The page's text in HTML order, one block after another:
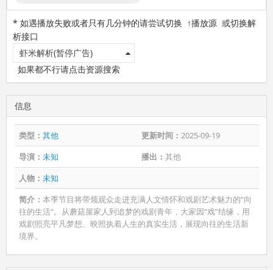
* 如遇播放失败或者只有几分钟的请尝试切换 ↑播放源 或切换解
析接口
虾米解析(暂停广告)
如果都不行请点击资源搜索
信息
类型： 其他 更新时间： 2025-09-19
导演： 未知 播出： 其他
人物： 未知
简介： 本季节目将带领观众走进充满人文情怀和戏剧艺术魅力的“向
往的生活”。从蘑菇屋家人到追梦的戏剧青年，大家因“戏”结缘，用
戏剧照亮平凡梦想、映照执着人生的真实生活，展现向往的生活新
境界。